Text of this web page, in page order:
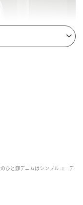
ひと癖デニムはシンプルコーデ